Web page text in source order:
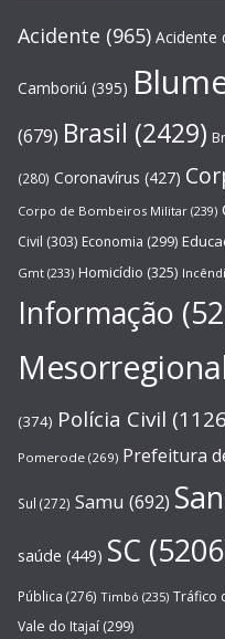
Acidente (965) Acidente
Camboriú (395)
(679) Brasil (2429)
(280) Coronavírus (427)
Corpo de Bombeiros Militar (239)
Civil (303) Economia (299)
Gmt (233) Homicídio (325)
Informação
(374) Polícia Civil
Pomerode (269) Prefeitura
Sul (272) Samu (692)
saúde (449) SC
Pública (276) Timbó (235) Tráfico
Vale do Itajaí (299)